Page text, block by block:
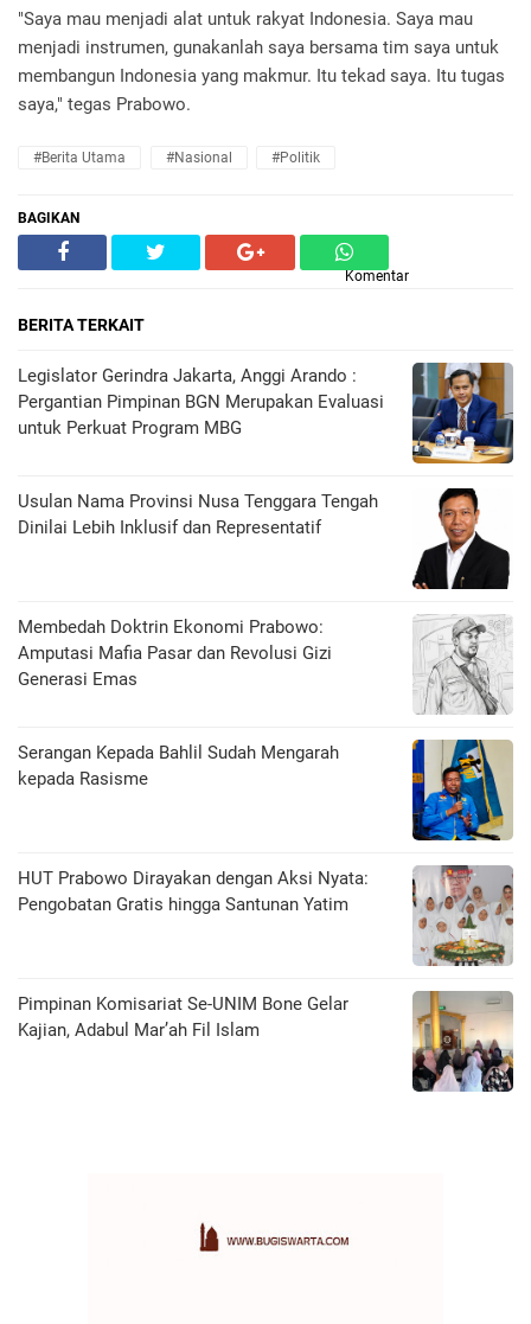
"Saya mau menjadi alat untuk rakyat Indonesia. Saya mau
menjadi instrumen, gunakanlah saya bersama tim saya untuk
membangun Indonesia yang makmur. Itu tekad saya. Itu tugas
saya," tegas Prabowo.
#Berita Utama #Nasional #Politik
BAGIKAN
Komentar
BERITA TERKAIT
Legislator Gerindra Jakarta, Anggi Arando :
Pergantian Pimpinan BGN Merupakan Evaluasi
untuk Perkuat Program MBG
Usulan Nama Provinsi Nusa Tenggara Tengah
Dinilai Lebih Inklusif dan Representatif
Membedah Doktrin Ekonomi Prabowo:
Amputasi Mafia Pasar dan Revolusi Gizi
Generasi Emas
Serangan Kepada Bahlil Sudah Mengarah
kepada Rasisme
HUT Prabowo Dirayakan dengan Aksi Nyata:
Pengobatan Gratis hingga Santunan Yatim
Pimpinan Komisariat Se-UNIM Bone Gelar
Kajian, Adabul Mar’ah Fil Islam